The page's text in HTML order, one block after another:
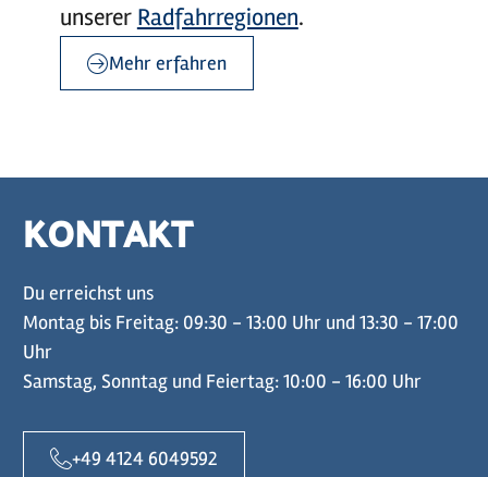
unserer Radfahrregionen.
Mehr erfahren
KONTAKT
Du erreichst uns
Montag bis Freitag: 09:30 - 13:00 Uhr und 13:30 - 17:00
Uhr
Samstag, Sonntag und Feiertag: 10:00 - 16:00 Uhr
+49 4124 6049592